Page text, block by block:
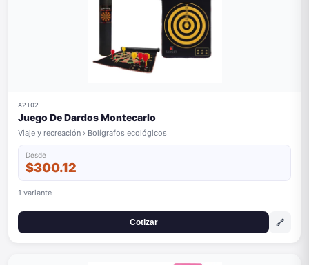
A2102
Juego De Dardos Montecarlo
Viaje y recreación › Bolígrafos ecológicos
Desde
$300.12
1 variante
Cotizar 🔗